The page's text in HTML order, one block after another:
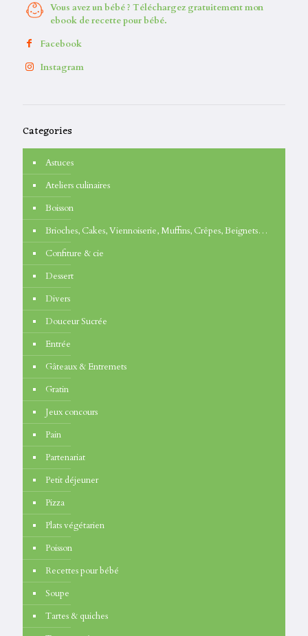
Vous avez un bébé ? Téléchargez gratuitement mon
ebook de recette pour bébé.
Facebook
Instagram
Categories
Astuces
Ateliers culinaires
Boisson
Brioches, Cakes, Viennoiserie, Muffins, Crêpes, Beignets…
Confiture & cie
Dessert
Divers
Douceur Sucrée
Entrée
Gâteaux & Entremets
Gratin
Jeux concours
Pain
Partenariat
Petit déjeuner
Pizza
Plats végétarien
Poisson
Recettes pour bébé
Soupe
Tartes & quiches